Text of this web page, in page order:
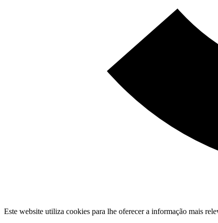
Este website utiliza cookies para lhe oferecer a informação mais